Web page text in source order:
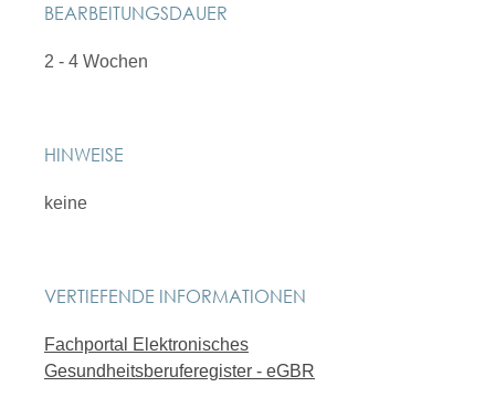
BEARBEITUNGSDAUER
2 - 4 Wochen
HINWEISE
keine
VERTIEFENDE INFORMATIONEN
Fachportal Elektronisches
Gesundheitsberuferegister - eGBR